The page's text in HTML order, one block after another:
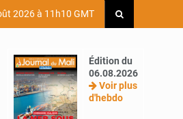
2026 à 11h10 GMT
Édition du
06.08.2026
Voir plus
d'hebdo